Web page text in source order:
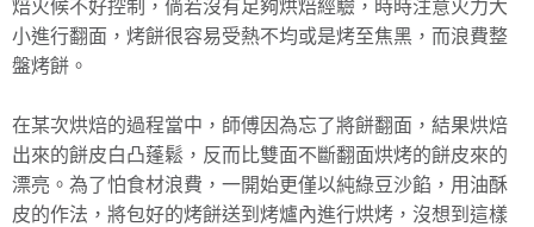
焙火候不好控制，倘若沒有足夠烘焙經驗，時時注意火力大
小進行翻面，烤餅很容易受熱不均或是烤至焦黑，而浪費整
盤烤餅。
在某次烘焙的過程當中，師傅因為忘了將餅翻面，結果烘焙
出來的餅皮白凸蓬鬆，反而比雙面不斷翻面烘烤的餅皮來的
漂亮。為了怕食材浪費，一開始更僅以純綠豆沙餡，用油酥
皮的作法，將包好的烤餅送到烤爐內進行烘烤，沒想到這樣